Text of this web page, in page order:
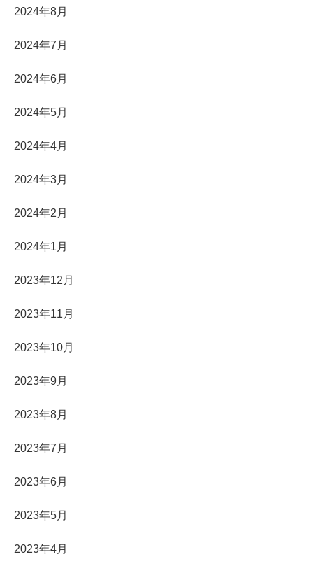
2024年8月
2024年7月
2024年6月
2024年5月
2024年4月
2024年3月
2024年2月
2024年1月
2023年12月
2023年11月
2023年10月
2023年9月
2023年8月
2023年7月
2023年6月
2023年5月
2023年4月